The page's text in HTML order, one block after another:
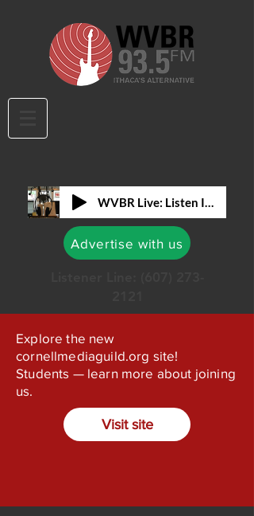
Advertise with us
Explore the new
cornellmediaguild.org site!
Students — learn more about joining
us.
Visit site